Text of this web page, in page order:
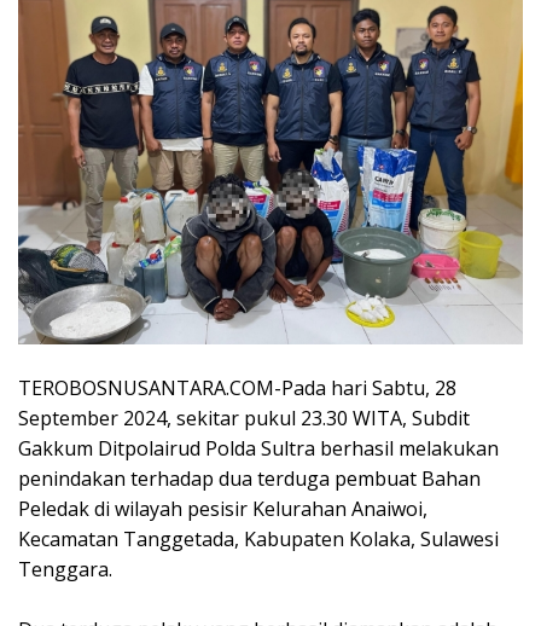
TEROBOSNUSANTARA.COM-Pada hari Sabtu, 28
September 2024, sekitar pukul 23.30 WITA, Subdit
Gakkum Ditpolairud Polda Sultra berhasil melakukan
penindakan terhadap dua terduga pembuat Bahan
Peledak di wilayah pesisir Kelurahan Anaiwoi,
Kecamatan Tanggetada, Kabupaten Kolaka, Sulawesi
Tenggara.